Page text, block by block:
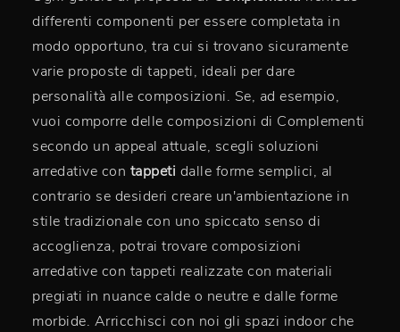
differenti componenti per essere completata in
modo opportuno, tra cui si trovano sicuramente
varie proposte di tappeti, ideali per dare
personalità alle composizioni. Se, ad esempio,
vuoi comporre delle composizioni di Complementi
secondo un appeal attuale, scegli soluzioni
arredative con tappeti dalle forme semplici, al
contrario se desideri creare un'ambientazione in
stile tradizionale con uno spiccato senso di
accoglienza, potrai trovare composizioni
arredative con tappeti realizzate con materiali
pregiati in nuance calde o neutre e dalle forme
morbide. Arricchisci con noi gli spazi indoor che